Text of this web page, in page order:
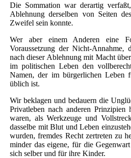
Die Sommation war derartig
Ablehnung derselben von Seiten
Zweifel sein konnte.
Wer aber einem Anderen eine
Voraussetzung der Nicht-Annahme,
nach dieser Ablehnung mit Macht
im politischen Leben den
Namen, der im bürgerlichen Leben
üblich ist.
Wir beklagen und bedauern die
Privatleben nach anderen Prinzipien
waren, als Werkzeuge und
dasselbe mit Blut und Leben
wurden, fremdes Recht zertreten zu
minder das eigene, für die
sich selber und für ihre Kinder.